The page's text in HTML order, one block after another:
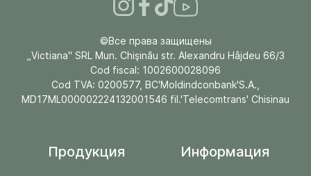
©Все права защищены
„Victiana" SRL Mun. Chişinău str. Alexandru Hâjdeu 66/3
Cod fiscal: 1002600028096
Cod TVA: 0200577, BC'Moldindconbank'S.A.,
MD17ML000002224132001546 fil.'Telecomtrans' Chisinau
Продукция Информация